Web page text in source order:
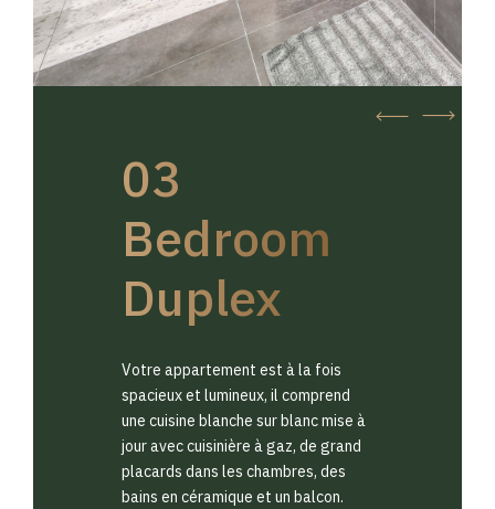
03
Bedroom
Duplex
Votre appartement est à la fois
spacieux et lumineux, il comprend
une cuisine blanche sur blanc mise à
jour avec cuisinière à gaz, de grand
placards dans les chambres, des
bains en céramique et un balcon.